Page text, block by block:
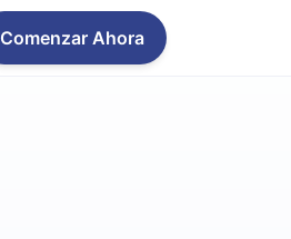
Comenzar Ahora